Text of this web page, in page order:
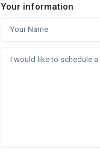
Your information